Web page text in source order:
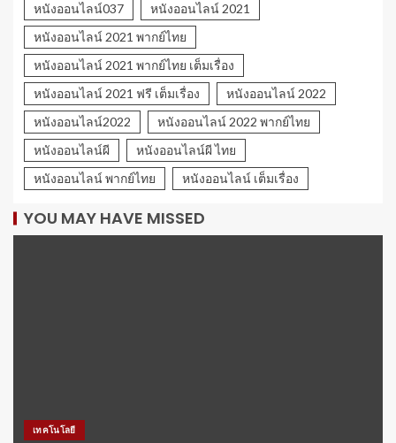
หนังออนไลน์037
หนังออนไลน์ 2021
หนังออนไลน์ 2021 พากย์ไทย
หนังออนไลน์ 2021 พากย์ไทย เต็มเรื่อง
หนังออนไลน์ 2021 ฟรี เต็มเรื่อง
หนังออนไลน์ 2022
หนังออนไลน์2022
หนังออนไลน์ 2022 พากย์ไทย
หนังออนไลน์ผี
หนังออนไลน์ผี ไทย
หนังออนไลน์ พากย์ไทย
หนังออนไลน์ เต็มเรื่อง
YOU MAY HAVE MISSED
เทคโนโลยี